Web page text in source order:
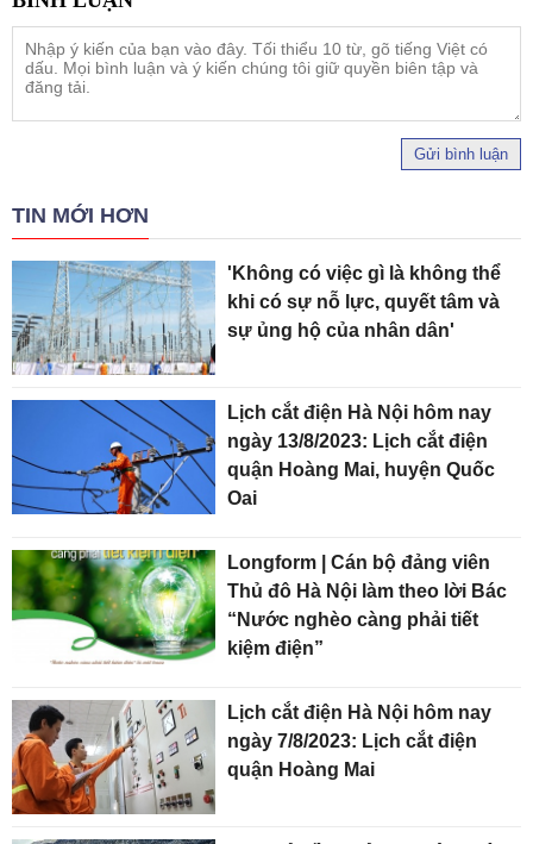
Gửi bình luận
TIN MỚI HƠN
'Không có việc gì là không thể
khi có sự nỗ lực, quyết tâm và
sự ủng hộ của nhân dân'
Lịch cắt điện Hà Nội hôm nay
ngày 13/8/2023: Lịch cắt điện
quận Hoàng Mai, huyện Quốc
Oai
Longform | Cán bộ đảng viên
Thủ đô Hà Nội làm theo lời Bác
“Nước nghèo càng phải tiết
kiệm điện”
Lịch cắt điện Hà Nội hôm nay
ngày 7/8/2023: Lịch cắt điện
quận Hoàng Mai